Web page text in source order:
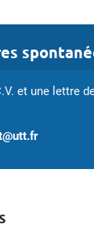
et une lettre